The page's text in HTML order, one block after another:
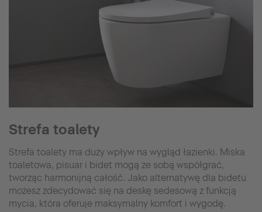
Strefa toalety
Strefa toalety ma duży wpływ na wygląd łazienki. Miska
toaletowa, pisuar i bidet mogą ze sobą współgrać,
tworząc harmonijną całość. Jako alternatywę dla bidetu
możesz zdecydować się na deskę sedesową z funkcją
mycia, która oferuje maksymalny komfort i wygodę.